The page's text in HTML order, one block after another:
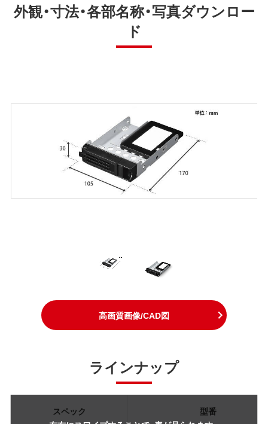
外観・寸法・各部名称・写真ダウンロー
ド
高画質画像/CAD図
ラインナップ
スペック 型番